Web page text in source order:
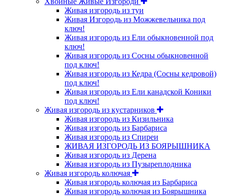
Живая изгородь из туи
Живая Изгородь из Можжевельника под
ключ!
Живая изгородь из Ели обыкновенной под
ключ!
Живая изгородь из Сосны обыкновенной
под ключ!
Живая изгородь из Кедра (Сосны кедровой)
под ключ!
Живая изгородь из Ели канадской Коники
под ключ!
Живая изгородь из кустарников
Живая изгородь из Кизильника
Живая изгородь из Барбариса
Живая изгородь из Спиреи
ЖИВАЯ ИЗГОРОДЬ ИЗ БОЯРЫШНИКА
Живая изгородь из Дерена
Живая изгородь из Пузыреплодника
Живая изгородь колючая
Живая изгородь колючая из Барбариса
Живая изгородь колючая из Боярышника